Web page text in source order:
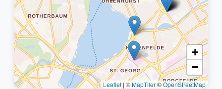
+
−
Leaflet | ©MapTiler©OpenStreetMap